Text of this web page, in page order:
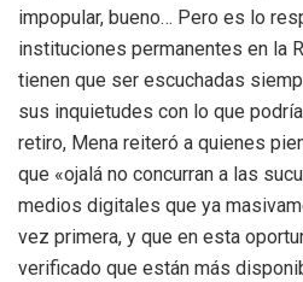
impopular, bueno… Pero es lo
instituciones permanentes en la
tienen que ser escuchadas
sus inquietudes con lo que
retiro, Mena reiteró a quienes
que «ojalá no concurran a las
medios digitales que ya
vez primera, y que en esta
verificado que están más